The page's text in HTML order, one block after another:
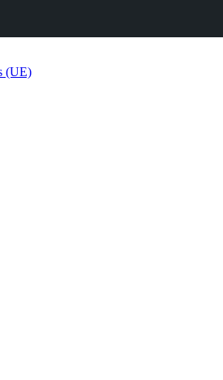
(UE)